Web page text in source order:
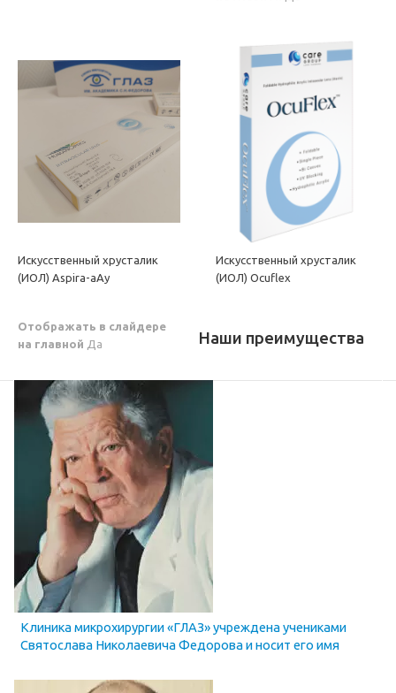
Искусственный хрусталик
(ИОЛ) Aspira-aAy
Отображать в слайдере
на главной Да
Искусственный хрусталик
(ИОЛ) Ocuflex
Наши преимущества
Клиника микрохирургии «ГЛАЗ» учреждена учениками
Святослава Николаевича Федорова и носит его имя